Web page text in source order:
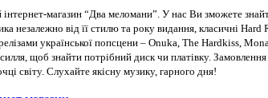
магазин “Два меломани”. У нас Ви зможете
незалежно від її стилю та року видання, класичні
української попсцени – Onuka, The Hardkiss,
щоб знайти потрібний диск чи платівку.
світу. Слухайте якісну музику, гарного дня!